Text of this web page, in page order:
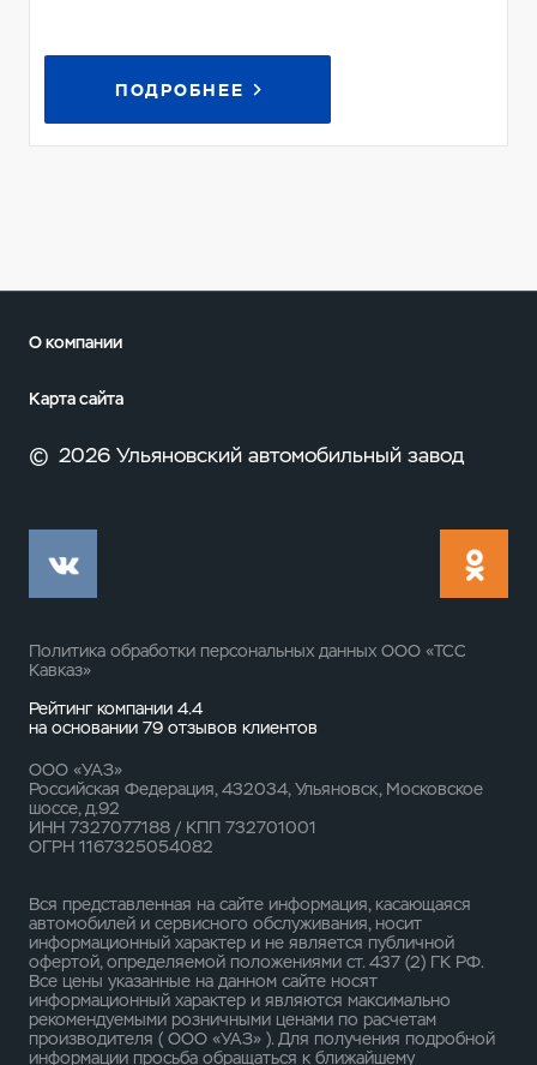
ПОДРОБНЕЕ
О компании
Карта сайта
© 2026 Ульяновский автомобильный завод
Политика обработки персональных данных ООО «ТСС
Кавказ»
Рейтинг компании 4.4
на основании 79 отзывов клиентов
ООО «УАЗ»
Российская Федерация, 432034, Ульяновск, Московское
шоссе, д.92
ИНН 7327077188 / КПП 732701001
ОГРН 1167325054082
Вся представленная на сайте информация, касающаяся
автомобилей и сервисного обслуживания, носит
информационный характер и не является публичной
офертой, определяемой положениями ст. 437 (2) ГК РФ.
Все цены указанные на данном сайте носят
информационный характер и являются максимально
рекомендуемыми розничными ценами по расчетам
производителя ( ООО «УАЗ» ). Для получения подробной
информации просьба обращаться к ближайшему